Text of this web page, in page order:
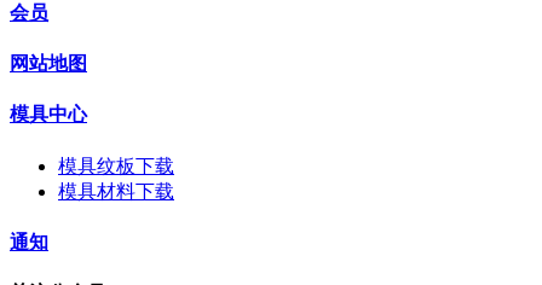
会员
网站地图
模具中心
模具纹板下载
模具材料下载
通知